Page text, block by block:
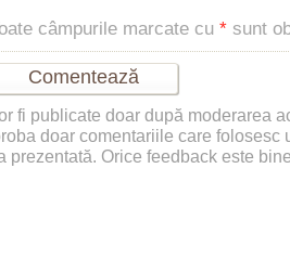
câmpurile marcate cu * sunt
fi publicate doar după moderarea
doar comentariile care folosesc
prezentată. Orice feedback este